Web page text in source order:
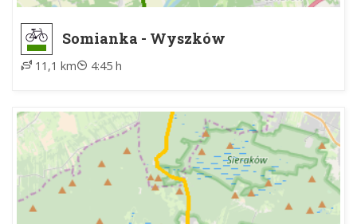
Somianka - Wyszków
11,1 km 4:45 h